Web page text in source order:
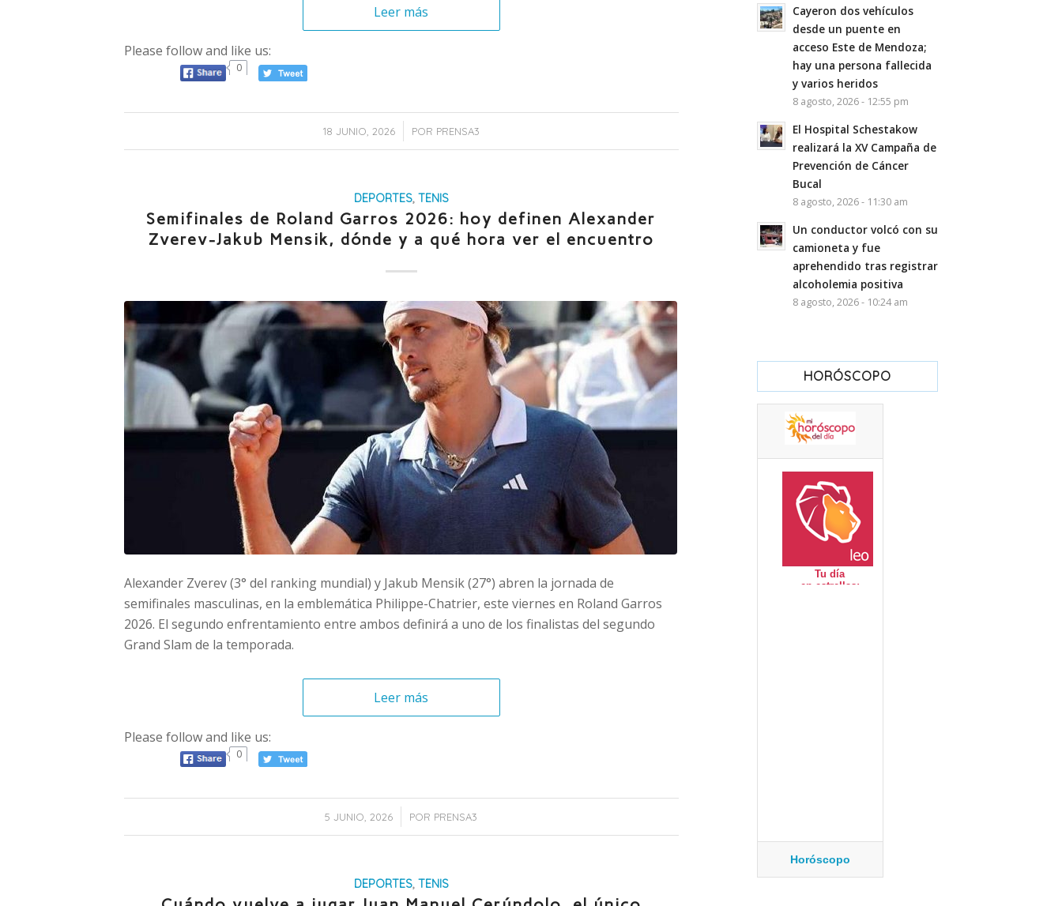
Leer más
Please follow and like us:
0
18 JUNIO, 2026
/ POR PRENSA3
DEPORTES, TENIS
Semifinales de Roland Garros 2026: hoy definen Alexander
Zverev-Jakub Mensik, dónde y a qué hora ver el encuentro
Alexander Zverev (3° del ranking mundial) y Jakub Mensik (27°) abren la jornada de
semifinales masculinas, en la emblemática Philippe-Chatrier, este viernes en Roland Garros
2026. El segundo enfrentamiento entre ambos definirá a uno de los finalistas del segundo
Grand Slam de la temporada.
Leer más
Please follow and like us:
0
5 JUNIO, 2026
/ POR PRENSA3
DEPORTES, TENIS
Cayeron dos vehículos
desde un puente en
acceso Este de Mendoza;
hay una persona fallecida
y varios heridos
8 agosto, 2026 - 12:55 pm
El Hospital Schestakow
realizará la XV Campaña de
Prevención de Cáncer
Bucal
8 agosto, 2026 - 11:30 am
Un conductor volcó con su
camioneta y fue
aprehendido tras registrar
alcoholemia positiva
8 agosto, 2026 - 10:24 am
HORÓSCOPO
Horóscopo